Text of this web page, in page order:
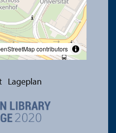
contributors
Lageplan